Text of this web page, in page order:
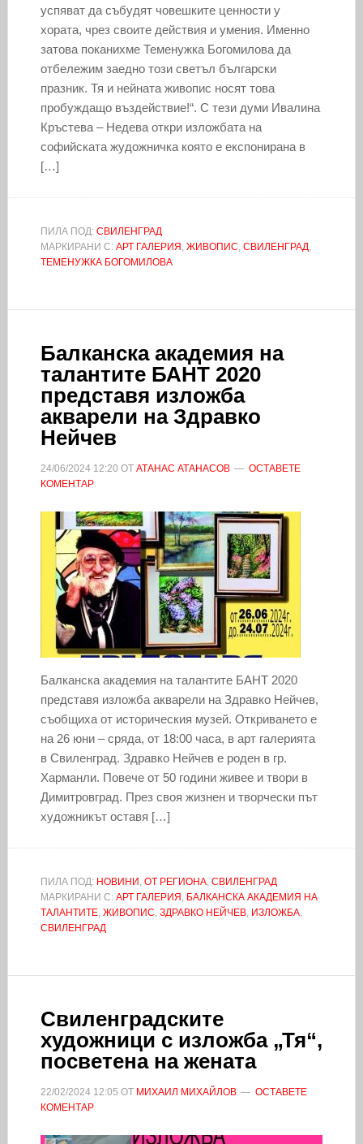
успяват да събудят човешките ценности у
хората, чрез своите действия и умения. Именно
затова поканихме Теменужка Богомилова да
отбележим заедно този светъл български
празник. Тя и нейната живопис носят това
пробуждащо въздействие!“. С тези думи Ивалина
Кръстева – Недева откри изложбата на
софийската жудожничка която е експонирана в
[…]
ПИЛА ПОД: СВИЛЕНГРАД
МАРКИРАНИ С: АРТ ГАЛЕРИЯ , ЖИВОПИС, СВИЛЕНГРАД,
ТЕМЕНУЖКА БОГОМИЛОВА
Балканска академия на
талантите БАНТ 2020
представя изложба
акварели на Здравко
Нейчев
24/06/2024 12:20 ОТ АТАНАС АТАНАСОВ
ОСТАВЕТЕ
КОМЕНТАР
Балканска академия на талантите БАНТ 2020
представя изложба акварели на Здравко Нейчев,
съобщиха от историческия музей. Откриването е
на 26 юни – сряда, от 18:00 часа, в арт галерията
в Свиленград. Здравко Нейчев е роден в гр.
Харманли. Повече от 50 години живее и твори в
Димитровград. През своя жизнен и творчески път
художникът оставя […]
ПИЛА ПОД: НОВИНИ , ОТ РЕГИОНА, СВИЛЕНГРАД
МАРКИРАНИ С: АРТ ГАЛЕРИЯ , БАЛКАНСКА АКАДЕМИЯ НА
ТАЛАНТИТЕ, ЖИВОПИС, ЗДРАВКО НЕЙЧЕВ, ИЗЛОЖБА,
СВИЛЕНГРАД
Свиленградските
художници с изложба „Тя“,
посветена на жената
22/02/2024 12:05 ОТ МИХАИЛ МИХАЙЛОВ
ОСТАВЕТЕ
КОМЕНТАР